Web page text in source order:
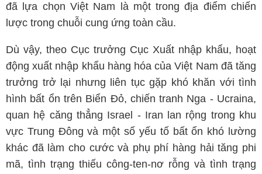
đã lựa chọn Việt Nam là một trong địa điểm chiến
lược trong chuỗi cung ứng toàn cầu.
Dù vậy, theo Cục trưởng Cục Xuất nhập khẩu, hoạt
động xuất nhập khẩu hàng hóa của Việt Nam đã tăng
trưởng trở lại nhưng liên tục gặp khó khăn với tình
hình bất ổn trên Biển Đỏ, chiến tranh Nga - Ucraina,
quan hệ căng thẳng Israel - Iran lan rộng trong khu
vực Trung Đông và một số yếu tố bất ổn khó lường
khác đã làm cho cước và phụ phí hàng hải tăng phi
mã, tình trạng thiếu công-ten-nơ rỗng và tình trạng